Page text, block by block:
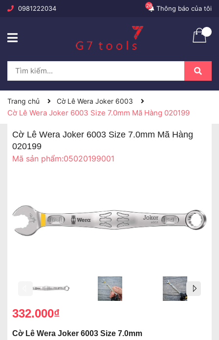
0981222034 Thông báo của tôi
26
Trang chủ Cờ Lê Wera Joker 6003
Cờ Lê Wera Joker 6003 Size 7.0mm Mã Hàng 020199
Cờ Lê Wera Joker 6003 Size 7.0mm Mã Hàng
020199
Mã sản phẩm:05020199001
332.000₫
Cờ Lê Wera Joker 6003 Size 7.0mm